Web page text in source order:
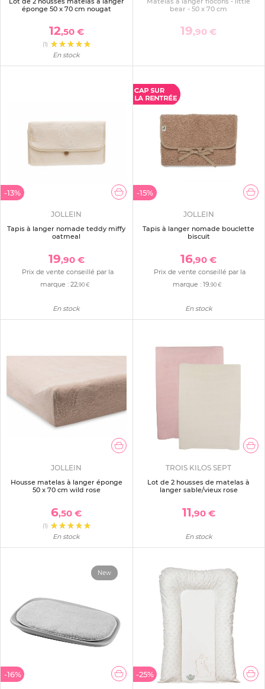
éponge 50 x 70 cm nougat
12,50 €
(1)
En stock
bear - 50 x 70 cm
19,90 €
-13%
JOLLEIN
Tapis à langer nomade teddy miffy
oatmeal
19,90 €
Prix de vente conseillé par la
marque :22 ,90 €
En stock
-15%
JOLLEIN
Tapis à langer nomade bouclette
biscuit
16,90 €
Prix de vente conseillé par la
marque :19 ,90 €
En stock
JOLLEIN
Housse matelas à langer éponge
50 x 70 cm wild rose
6,50 €
(1)
En stock
TROIS KILOS SEPT
Lot de 2 housses de matelas à
langer sable/vieux rose
11,90 €
En stock
-16%
New
-25%